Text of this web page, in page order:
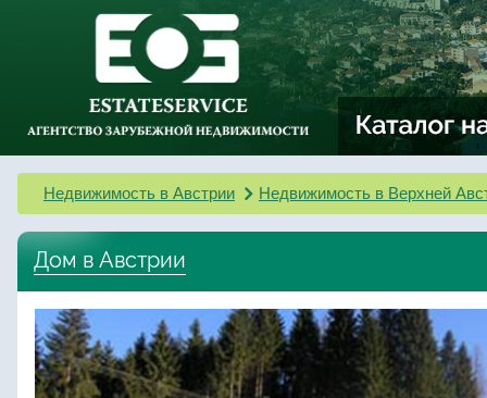
Недвижимость в Австрии Недвижимость в Верхней
Дом в Австрии